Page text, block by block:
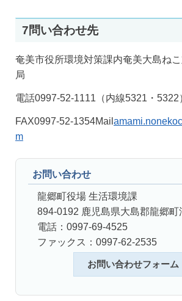
7問い合わせ先
奄美市役所環境対策課内奄美大島ね
局
電話0997-52-1111（内線5321・5322
FAX0997-52-1354Mail
m
お問い合わせ
龍郷町役場 生活環境課
894-0192 鹿児島県大島郡龍郷町
電話：0997-69-4525
ファックス：0997-62-2535
お問い合わせフォーム